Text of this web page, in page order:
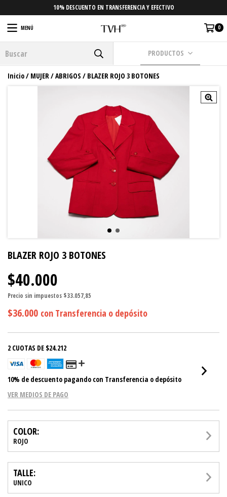
10% DESCUENTO EN TRANSFERENCIA Y EFECTIVO
MENÚ 0
PRODUCTOS
Inicio/ MUJER/ABRIGOS / BLAZER ROJO 3 BOTONES
BLAZER ROJO 3 BOTONES
$40.000
Precio sin impuestos $33.057,85
$36.000 con Transferencia o depósito
2 CUOTAS DE $24.212
10% de descuento pagando con Transferencia o depósito
VER MEDIOS DE PAGO
COLOR:
ROJO
TALLE:
UNICO